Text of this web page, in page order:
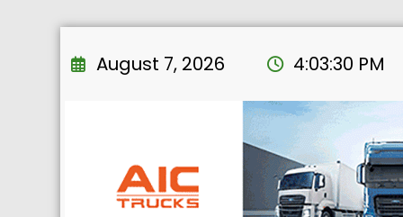
to
August 7, 2026 4:03:31 PM